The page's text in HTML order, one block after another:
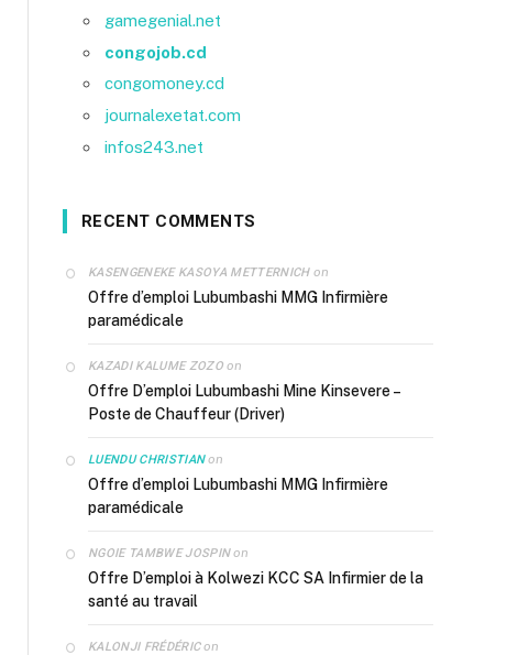
gamegenial.net
congojob.cd
congomoney.cd
journalexetat.com
infos243.net
RECENT COMMENTS
KASENGENEKE KASOYA METTERNICHon
Offre d’emploi Lubumbashi MMG Infirmière
paramédicale
KAZADI KALUME ZOZOon
Offre D’emploi Lubumbashi Mine Kinsevere –
Poste de Chauffeur (Driver)
LUENDU CHRISTIANon
Offre d’emploi Lubumbashi MMG Infirmière
paramédicale
NGOIE TAMBWE JOSPINon
Offre D’emploi à Kolwezi KCC SA Infirmier de la
santé au travail
KALONJI FRÉDÉRICon